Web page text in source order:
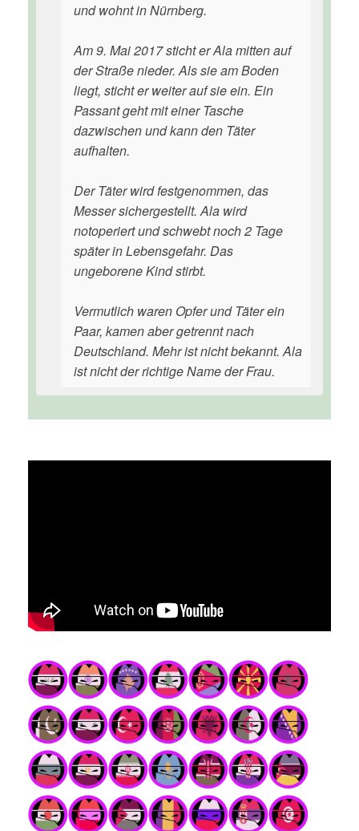
und wohnt in Nürnberg.
Am 9. Mai 2017 sticht er Ala mitten auf
der Straße nieder. Als sie am Boden
liegt, sticht er weiter auf sie ein. Ein
Passant geht mit einer Tasche
dazwischen und kann den Täter
aufhalten.
Der Täter wird festgenommen, das
Messer sichergestellt. Ala wird
notoperiert und schwebt noch 2 Tage
später in Lebensgefahr. Das
ungeborene Kind stirbt.
Vermutlich waren Opfer und Täter ein
Paar, kamen aber getrennt nach
Deutschland. Mehr ist nicht bekannt. Ala
ist nicht der richtige Name der Frau.